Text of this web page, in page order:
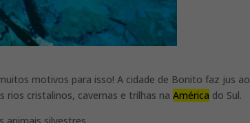
motivos para isso! A cidade de Bonito faz jus ao
rios cristalinos, cavernas e trilhas naAmérica do Sul.